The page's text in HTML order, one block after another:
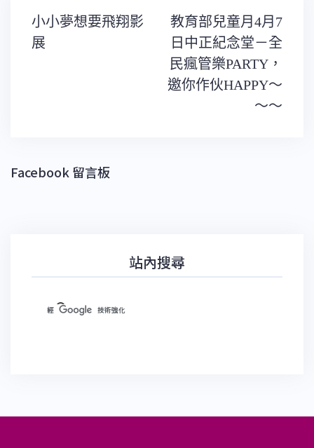
文
章
導
小小夢想要飛翔影
展
教育部兒童月4月7
日中正紀念堂－全
民瘋管樂PARTY，
邀你作伙HAPPY～
～～
Facebook 留言板
站內搜尋